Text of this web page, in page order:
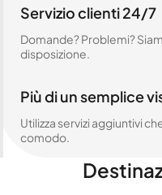
Servizio clienti 24/7
Domande? Problemi?
disposizione.
Più di un semplice
Utilizza servizi aggiuntivi
comodo.